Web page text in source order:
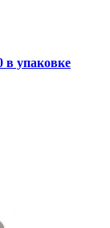
в упаковке